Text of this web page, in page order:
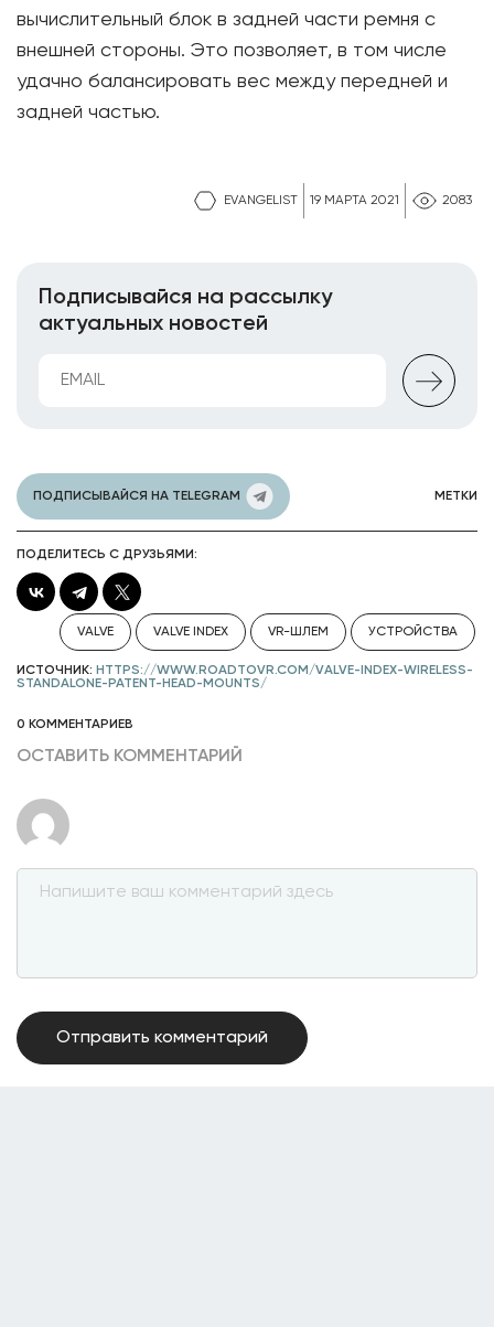
EVANGELIST 19 МАРТА 2021 2083
вычислительный блок в задней части ремня с
внешней стороны. Это позволяет, в том числе
удачно балансировать вес между передней и
задней частью.
Подписывайся на рассылку
актуальных новостей
ПОДПИСЫВАЙСЯ НА TELEGRAM МЕТКИ
ПОДЕЛИТЕСЬ С ДРУЗЬЯМИ:
VALVE VALVE INDEX VR-ШЛЕМ УСТРОЙСТВА
ИСТОЧНИК: HTTPS://WWW.ROADTOVR.COM/VALVE-INDEX-WIRELESS-
STANDALONE-PATENT-HEAD-MOUNTS/
0 КОММЕНТАРИЕВ
ОСТАВИТЬ КОММЕНТАРИЙ